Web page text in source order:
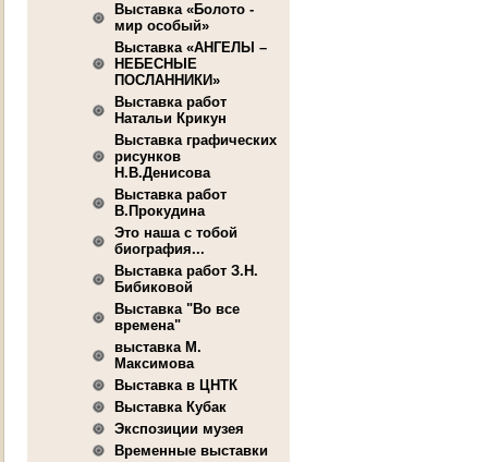
Выставка «Болото -
мир особый»
Выставка «АНГЕЛЫ –
НЕБЕСНЫЕ
ПОСЛАННИКИ»
Выставка работ
Натальи Крикун
Выставка графических
рисунков
Н.В.Денисова
Выставка работ
В.Прокудина
Это наша с тобой
биография...
Выставка работ З.Н.
Бибиковой
Выставка "Во все
времена"
выставка М.
Максимова
Выставка в ЦНТК
Выставка Кубак
Экспозиции музея
Временные выставки